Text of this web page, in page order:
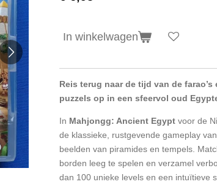
In winkelwagen
Reis terug naar de tijd van de
puzzels op in een sfeervol oud
In Mahjongg: Ancient Egypt voor de
de klassieke, rustgevende gameplay
beelden van piramides en tempels.
borden leeg te spelen en verzamel
dan 100 unieke levels en een intuïtieve